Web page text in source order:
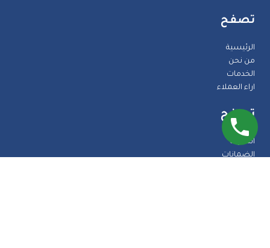
تصفح
الرئيسية
من نحن
الخدمات
اراء العملاء
تصفح
المدونة
الضمانات